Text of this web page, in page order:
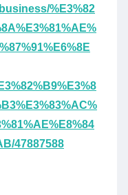
%E3%82
47887588